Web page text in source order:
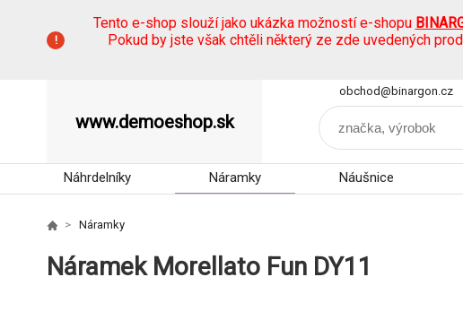
Tento e-shop slouží jako ukázka možností e-shopu
Pokud by jste však chtěli některý ze zde uvedených
www.demoeshop.sk
obchod@binargon.cz
Náhrdelníky Náramky Náušnice
Náramky
Náramek Morellato Fun DY11